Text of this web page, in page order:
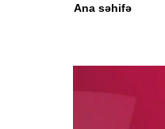
Ana səhifə